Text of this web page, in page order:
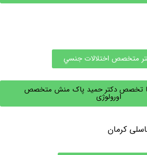
اختلالات جنسي
دکتر حمید پاک منش متخصص
اورولوژی